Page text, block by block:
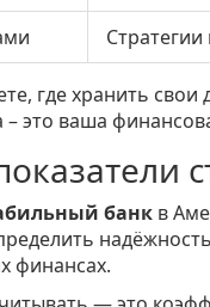
где хранить
– это ваша
банк в
финансах.